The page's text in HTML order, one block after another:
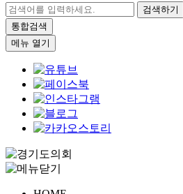
검색하기
통합검색
메뉴 열기